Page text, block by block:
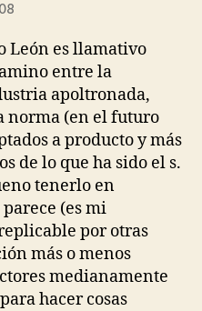
León es llamativo
entre la
apoltronada,
norma (en el futuro
a producto y más
de lo que ha sido el s.
tenerlo en
(es mi
por otras
más o menos
medianamente
hacer cosas